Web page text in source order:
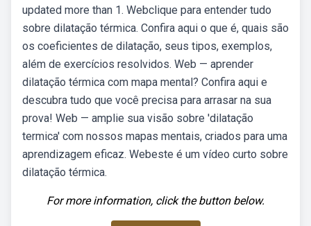
updated more than 1. Webclique para entender tudo
sobre dilatação térmica. Confira aqui o que é, quais são
os coeficientes de dilatação, seus tipos, exemplos,
além de exercícios resolvidos. Web — aprender
dilatação térmica com mapa mental? Confira aqui e
descubra tudo que você precisa para arrasar na sua
prova! Web — amplie sua visão sobre 'dilatação
termica' com nossos mapas mentais, criados para uma
aprendizagem eficaz. Webeste é um vídeo curto sobre
dilatação térmica.
For more information, click the button below.